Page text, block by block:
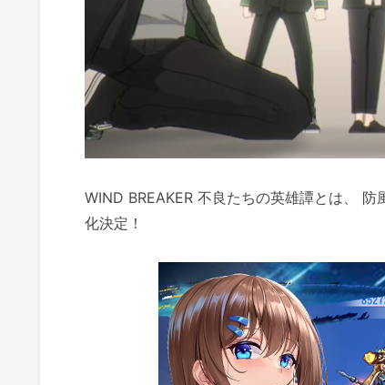
WIND BREAKER 不良たちの英雄譚とは、
化決定！